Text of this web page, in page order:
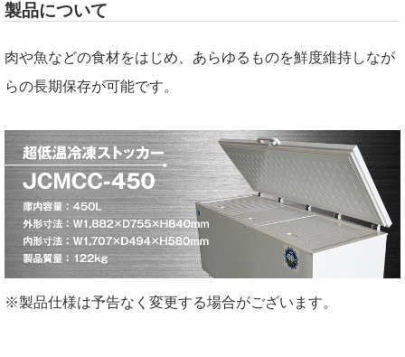
製品について
肉や魚などの食材をはじめ、あらゆるものを鮮度維持しなが
らの長期保存が可能です。
※製品仕様は予告なく変更する場合がございます。